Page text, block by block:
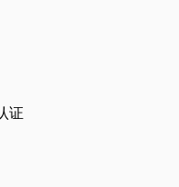
证